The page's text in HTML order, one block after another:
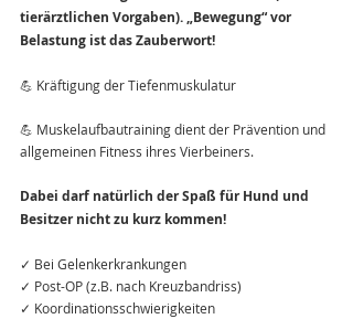
tierärztlichen Vorgaben). „Bewegung“ vor
Belastung ist das Zauberwort!
💪 Kräftigung der Tiefenmuskulatur
💪 Muskelaufbautraining dient der Prävention und
allgemeinen Fitness ihres Vierbeiners.
Dabei darf natürlich der Spaß für Hund und
Besitzer nicht zu kurz kommen!
✓ Bei Gelenkerkrankungen
✓ Post-OP (z.B. nach Kreuzbandriss)
✓ Koordinationsschwierigkeiten